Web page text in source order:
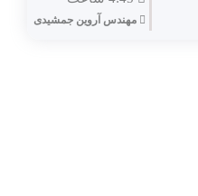
مهندس آروین جمشیدی